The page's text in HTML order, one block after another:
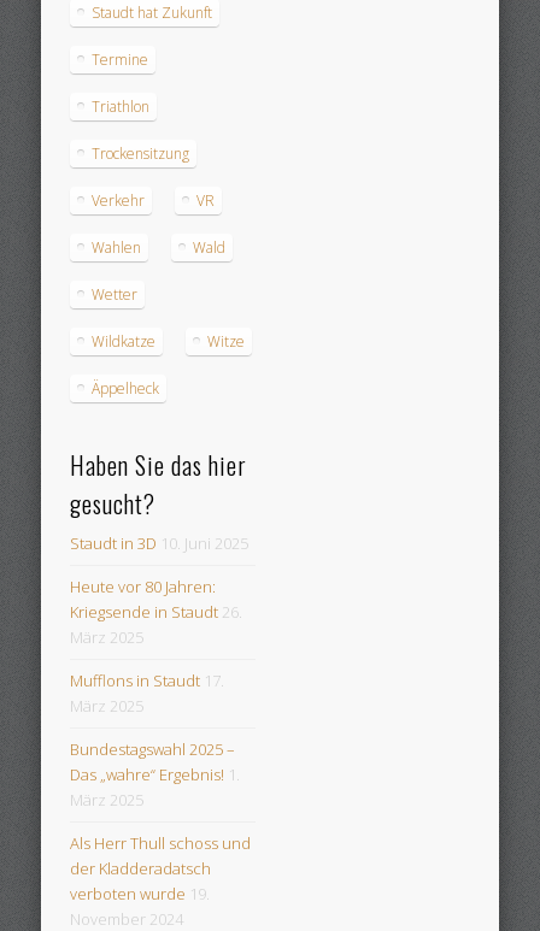
Staudt hat Zukunft
Termine
Triathlon
Trockensitzung
Verkehr VR
Wahlen Wald
Wetter
Wildkatze Witze
Äppelheck
Haben Sie das hier
gesucht?
Staudt in 3D 10. Juni 2025
Heute vor 80 Jahren:
Kriegsende in Staudt 26.
März 2025
Mufflons in Staudt 17.
März 2025
Bundestagswahl 2025 –
Das „wahre“ Ergebnis! 1.
März 2025
Als Herr Thull schoss und
der Kladderadatsch
verboten wurde 19.
November 2024